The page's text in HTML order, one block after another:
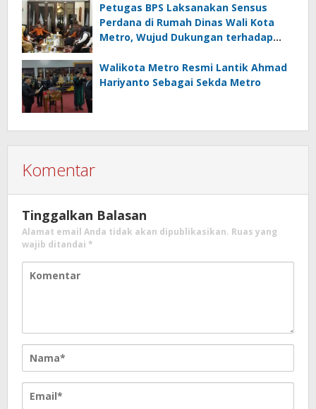
Petugas BPS Laksanakan Sensus
Perdana di Rumah Dinas Wali Kota
Metro, Wujud Dukungan terhadap
Walikota Metro Resmi Lantik Ahmad
Hariyanto Sebagai Sekda Metro
Komentar
Tinggalkan Balasan
Alamat email Anda tidak akan dipublikasikan. Ruas yang
wajib ditandai *